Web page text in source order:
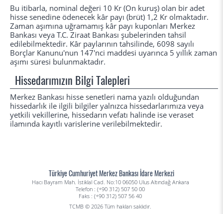
Bu itibarla, nominal değeri 10 Kr (On kuruş) olan bir adet
hisse senedine ödenecek kâr payı (brüt) 1,2 Kr olmaktadır.
Zaman aşımına uğramamış kâr payı kuponları Merkez
Bankası veya T.C. Ziraat Bankası şubelerinden tahsil
edilebilmektedir. Kâr paylarının tahsilinde, 6098 sayılı
Borçlar Kanunu'nun 147'nci maddesi uyarınca 5 yıllık zaman
aşımı süresi bulunmaktadır.
Hissedarımızın Bilgi Talepleri
Merkez Bankası hisse senetleri nama yazılı olduğundan
hissedarlık ile ilgili bilgiler yalnızca hissedarlarımıza veya
yetkili vekillerine, hissedarın vefatı halinde ise veraset
ilamında kayıtlı varislerine verilebilmektedir.
Türkiye Cumhuriyet Merkez Bankası İdare Merkezi
Hacı Bayram Mah. İstiklal Cad. No:10 06050 Ulus Altındağ Ankara
Telefon : (+90 312) 507 50 00
Faks : (+90 312) 507 56 40
TCMB © 2026 Tüm hakları saklıdır.